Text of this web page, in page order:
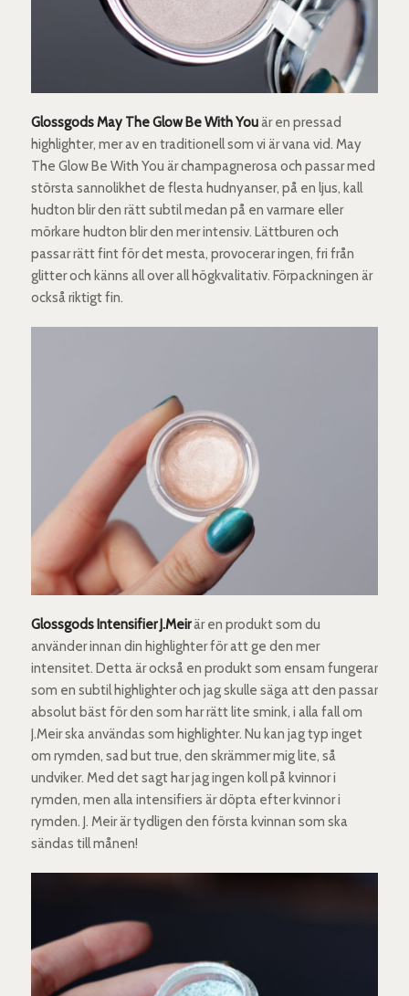
Glossgods May The Glow Be With Youär en pressad
highlighter, mer av en traditionell som vi är vana vid. May
The Glow Be With You är champagnerosa och passar med
största sannolikhet de flesta hudnyanser, på en ljus, kall
hudton blir den rätt subtil medan på en varmare eller
mörkare hudton blir den mer intensiv. Lättburen och
passar rätt fint för det mesta, provocerar ingen, fri från
glitter och känns all over all högkvalitativ. Förpackningen är
också riktigt fin.
Glossgods Intensifier J.Meirär en produkt som du
använder innan din highlighter för att ge den mer
intensitet. Detta är också en produkt som ensam fungerar
som en subtil highlighter och jag skulle säga att den passar
absolut bäst för den som har rätt lite smink, i alla fall om
J.Meir ska användas som highlighter. Nu kan jag typ inget
om rymden, sad but true, den skrämmer mig lite, så
undviker. Med det sagt har jag ingen koll på kvinnor i
rymden, men alla intensifiers är döpta efter kvinnor i
rymden. J. Meir är tydligen den första kvinnan som ska
sändas till månen!